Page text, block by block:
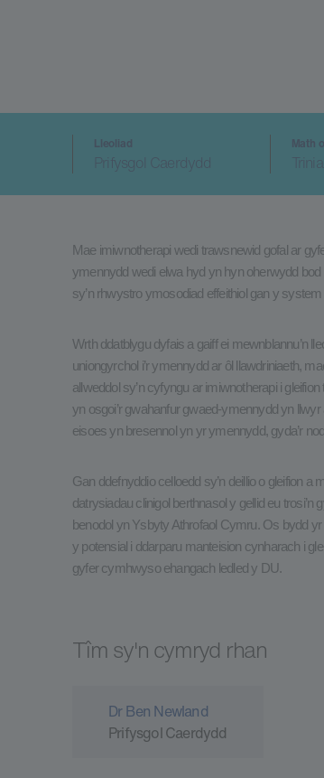
Lleoliad
Prifysgol Caerdydd
Math
Mae imiwnotherapi wedi trawsnewid gofal ar
ymennydd wedi elwa hyd yn hyn oherwydd
sy’n rhwystro ymosodiad effeithiol gan y
Wrth ddatblygu dyfais a gaiff ei mewnblannu’n
uniongyrchol i’r ymennydd ar ôl llawdriniaeth,
allweddol sy’n cyfyngu ar imiwnotherapi i
yn osgoi’r gwahanfur gwaed-ymennydd yn
eisoes yn bresennol yn yr ymennydd, gyda’r
Gan ddefnyddio celloedd sy’n deillio o gleifion a
datrysiadau clinigol berthnasol y gellid eu
benodol yn Ysbyty Athrofaol Cymru. Os bydd
y potensial i ddarparu manteision cynharach i
gyfer cymhwyso ehangach ledled y DU.
Tîm sy'n cymryd rhan
Dr Ben Newland
Prifysgol Caerdydd